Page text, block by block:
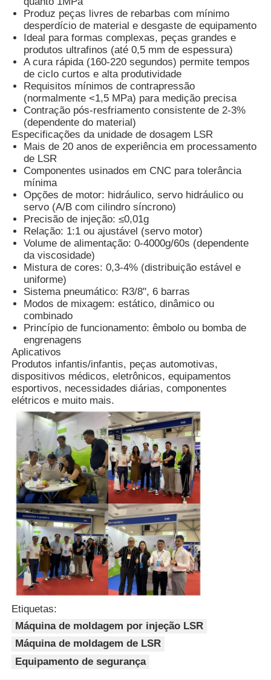
Fábrica
Controle de Qualidade
Fale Conosco
notícias
Todos os casos
Pedir um orçamento
Máquina de moldagem por injeção LSR
Máquina de moldagem por injecção de silicone
Sistema de dosagem LSR
Máquina de sobreformação
Acessórios para Máquinas de Moldagem por Injeção
Moldagem por injecção de borracha de silicone líquido
molde líquido do silicone
Moagem por injecção de borracha de silicone
Produz peças livres de rebarbas com mínimo
desperdício de material e desgaste de equipamento
Ideal para formas complexas, peças grandes e
produtos ultrafinos (até 0,5 mm de espessura)
A cura rápida (160-220 segundos) permite tempos
de ciclo curtos e alta produtividade
Requisitos mínimos de contrapressão
(normalmente <1,5 MPa) para medição precisa
Contração pós-resfriamento consistente de 2-3%
(dependente do material)
Especificações da unidade de dosagem LSR
Mais de 20 anos de experiência em processamento
de LSR
Componentes usinados em CNC para tolerância
mínima
Opções de motor: hidráulico, servo hidráulico ou
servo (A/B com cilindro síncrono)
Precisão de injeção: ≤0,01g
Relação: 1:1 ou ajustável (servo motor)
Volume de alimentação: 0-4000g/60s (dependente
da viscosidade)
Mistura de cores: 0,3-4% (distribuição estável e
uniforme)
Sistema pneumático: R3/8", 6 barras
Modos de mixagem: estático, dinâmico ou
combinado
Princípio de funcionamento: êmbolo ou bomba de
engrenagens
Aplicativos
Produtos infantis/infantis, peças automotivas,
dispositivos médicos, eletrônicos, equipamentos
esportivos, necessidades diárias, componentes
elétricos e muito mais.
Etiquetas:
Máquina de moldagem por injeção LSR
Máquina de moldagem de LSR
Equipamento de segurança